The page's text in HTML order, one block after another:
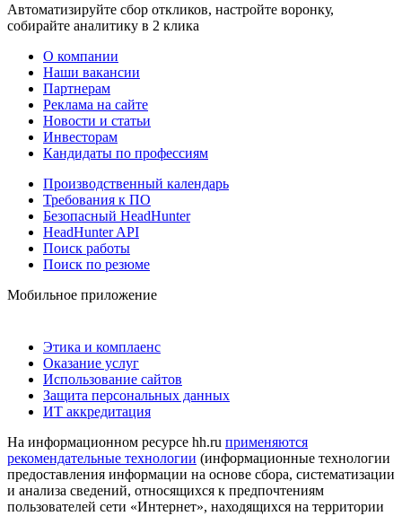
Автоматизируйте сбор откликов, настройте воронку,
собирайте аналитику в 2 клика
О компании
Наши вакансии
Партнерам
Реклама на сайте
Новости и статьи
Инвесторам
Кандидаты по профессиям
Производственный календарь
Требования к ПО
Безопасный HeadHunter
HeadHunter API
Поиск работы
Поиск по резюме
Мобильное приложение
Этика и комплаенс
Оказание услуг
Использование сайтов
Защита персональных данных
ИТ аккредитация
На информационном ресурсе hh.ru применяются
рекомендательные технологии (информационные технологии
предоставления информации на основе сбора, систематизации
и анализа сведений, относящихся к предпочтениям
пользователей сети «Интернет», находящихся на территории